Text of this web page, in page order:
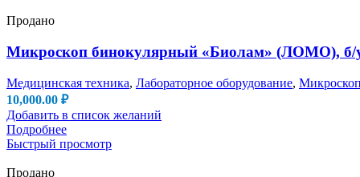
Продано
Микроскоп бинокулярный «Биолам» (ЛОМО), б/
Медицинская техника, Лабораторное оборудование,
10,000.00 ₽
Добавить в список желаний
Подробнее
Быстрый просмотр
Продано